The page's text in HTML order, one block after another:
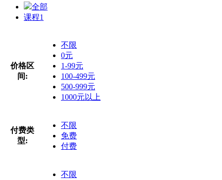
全部
课程1
价格区
间:
不限
0元
1-99元
100-499元
500-999元
1000元以上
付费类
型:
不限
免费
付费
不限